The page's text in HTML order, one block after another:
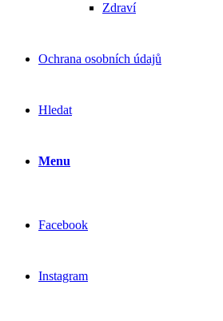
Zdraví
Ochrana osobních údajů
Hledat
Menu
Facebook
Instagram